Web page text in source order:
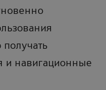
и навигационные